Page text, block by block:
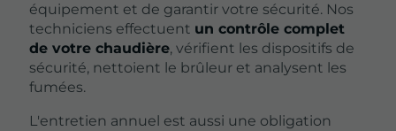
équipement et de garantir votre sécurité. Nos
techniciens effectuent un contrôle complet
de votre chaudière, vérifient les dispositifs de
sécurité, nettoient le brûleur et analysent les
fumées.
L'entretien annuel est aussi une obligation